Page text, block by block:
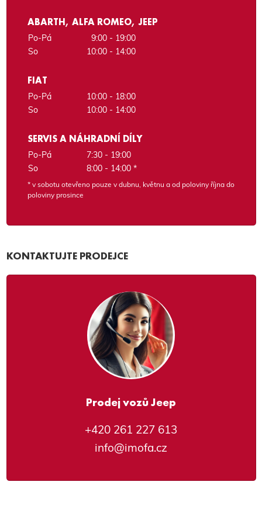
ABARTH, ALFA ROMEO, JEEP
Po-Pá
9:00 - 19:00
So
10:00 - 14:00
FIAT
Po-Pá
10:00 - 18:00
So
10:00 - 14:00
SERVIS A NÁHRADNÍ DÍLY
Po-Pá
7:30 - 19:00
So
8:00 - 14:00 *
* v sobotu otevřeno pouze v dubnu, květnu a od poloviny října do
poloviny prosince
KONTAKTUJTE PRODEJCE
Prodej vozů Jeep
+420 261 227 613
info@imofa.cz